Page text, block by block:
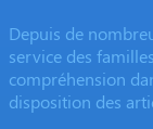
Depuis de
service des
compréhension
disposition des